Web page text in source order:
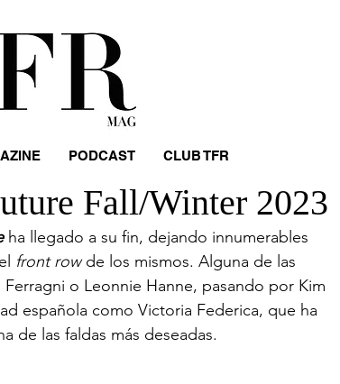
Fall/Winter 2023
ha llegado a su fin, dejando innumerables
front row de los mismos. Alguna de las
o Leonnie Hanne, pasando por Kim
española como Victoria Federica, que ha
de las faldas más deseadas.
PODCAST CLUB TFR